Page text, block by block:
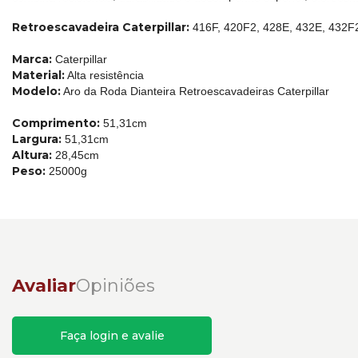
Retroescavadeira Caterpillar: 416F, 420F2, 428E, 432E,
Marca: Caterpillar
Material:Alta resistência
Modelo:Aro da Roda Dianteira Retroescavadeiras Caterpillar
Comprimento: 51,31cm
Largura: 51,31cm
Altura: 28,45cm
Peso: 25000g
AvaliarOpiniões
Faça login e avalie